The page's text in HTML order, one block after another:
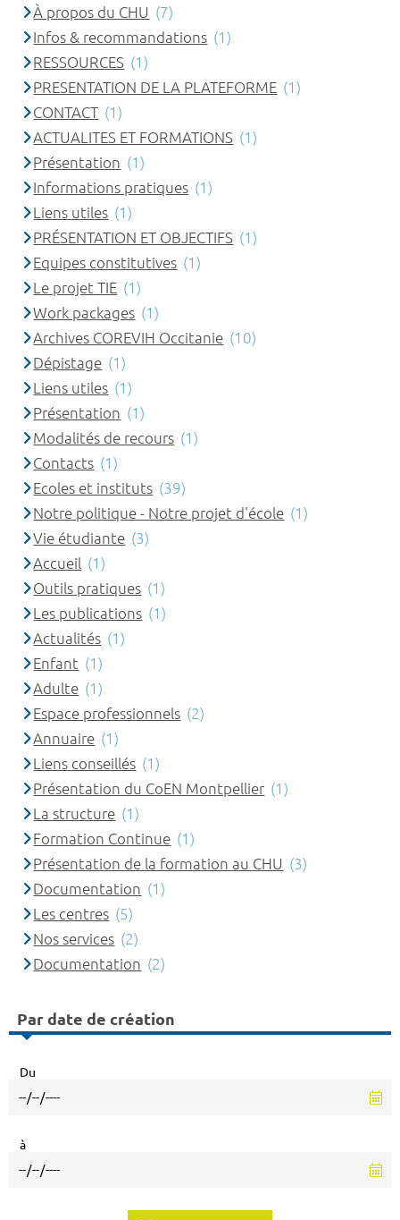
À propos du CHU (7)
Infos & recommandations (1)
RESSOURCES (1)
PRESENTATION DE LA PLATEFORME (1)
CONTACT (1)
ACTUALITES ET FORMATIONS (1)
Présentation (1)
Informations pratiques (1)
Liens utiles (1)
PRÉSENTATION ET OBJECTIFS (1)
Equipes constitutives (1)
Le projet TIE (1)
Work packages (1)
Archives COREVIH Occitanie (10)
Dépistage (1)
Liens utiles (1)
Présentation (1)
Modalités de recours (1)
Contacts (1)
Ecoles et instituts (39)
Notre politique - Notre projet d'école (1)
Vie étudiante (3)
Accueil (1)
Outils pratiques (1)
Les publications (1)
Actualités (1)
Enfant (1)
Adulte (1)
Espace professionnels (2)
Annuaire (1)
Liens conseillés (1)
Présentation du CoEN Montpellier (1)
La structure (1)
Formation Continue (1)
Présentation de la formation au CHU (3)
Documentation (1)
Les centres (5)
Nos services (2)
Documentation (2)
Par date de création
Du
à